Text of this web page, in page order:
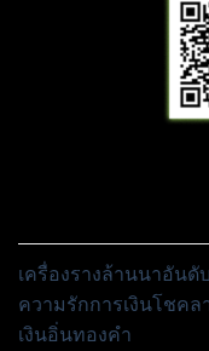
เครื่องรางล้านนาอันดั
ความรักการเงินโชคล
เงินอิ่นทองคำ